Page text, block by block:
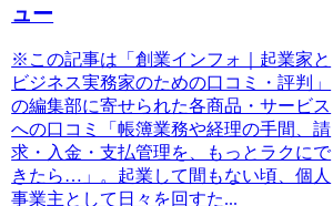
ュー
※この記事は「創業インフォ｜起業家と
ビジネス実務家のための口コミ・評判」
の編集部に寄せられた各商品・サービス
への口コミ「帳簿業務や経理の手間、請
求・入金・支払管理を、もっとラクにで
きたら…」。起業して間もない頃、個人
事業主として日々を回すた...